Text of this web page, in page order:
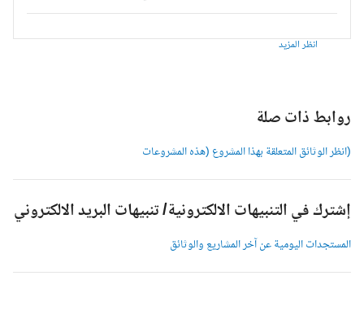
انظر المزيد
روابط ذات صلة
(انظر الوثائق المتعلقة بهذا المشروع (هذه المشروعات
إشترك في التنبيهات الالكترونية/ تنبيهات البريد الالكتروني
المستجدات اليومية عن آخر المشاريع والوثائق